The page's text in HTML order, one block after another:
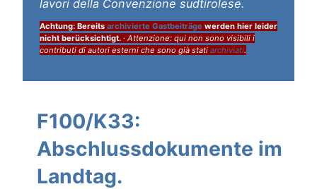
lavori della Convenzione sudtirolese.
Achtung: Bereits archivierte Gastbeiträge werden hier leider
nicht berücksichtigt. · Attenzione: qui non sono visibili i
contributi di autori esterni che sono già stati archiviati.
F100/K33:
Abschlussdokumente im
Landtag.